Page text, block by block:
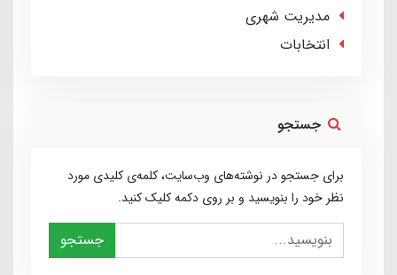
مدیریت شهری
انتخابات
جستجو
برای جستجو در نوشته‌های وب‌سایت، کلمه‌ی کلیدی مورد
نظر خود را بنویسید و بر روی دکمه کلیک کنید.
جستجو